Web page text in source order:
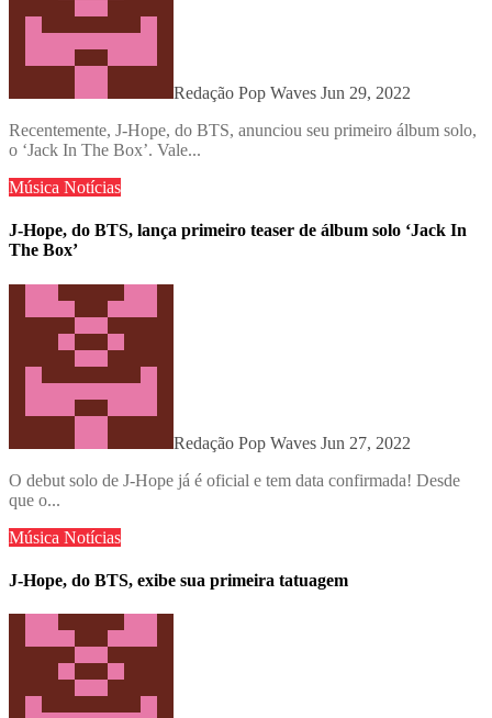
Redação Pop Waves Jun 29, 2022
Recentemente, J-Hope, do BTS, anunciou seu primeiro álbum solo,
o ‘Jack In The Box’. Vale...
Música Notícias
J-Hope, do BTS, lança primeiro teaser de álbum solo ‘Jack In
The Box’
Redação Pop Waves Jun 27, 2022
O debut solo de J-Hope já é oficial e tem data confirmada! Desde
que o...
Música Notícias
J-Hope, do BTS, exibe sua primeira tatuagem